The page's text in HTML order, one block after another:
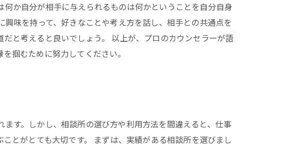
か自分が相手に与えられるものは何かということを自分自身
味を持って、好きなことや考え方を話し、相手との共通点を
と考えると良いでしょう。 以上が、プロのカウンセラーが語
掴むために努力してください。
す。しかし、相談所の選び方や利用方法を間違えると、仕事
とがとても大切です。 まずは、実績がある相談所を選びまし